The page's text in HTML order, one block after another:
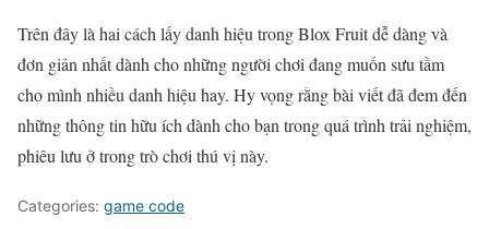
Trên đây là hai cách lấy danh hiệu trong Blox Fruit dễ dàng và
đơn giản nhất dành cho những người chơi đang muốn sưu tầm
cho mình nhiều danh hiệu hay. Hy vọng rằng bài viết đã đem đến
những thông tin hữu ích dành cho bạn trong quá trình trải nghiệm,
phiêu lưu ở trong trò chơi thú vị này.
Categories: game code